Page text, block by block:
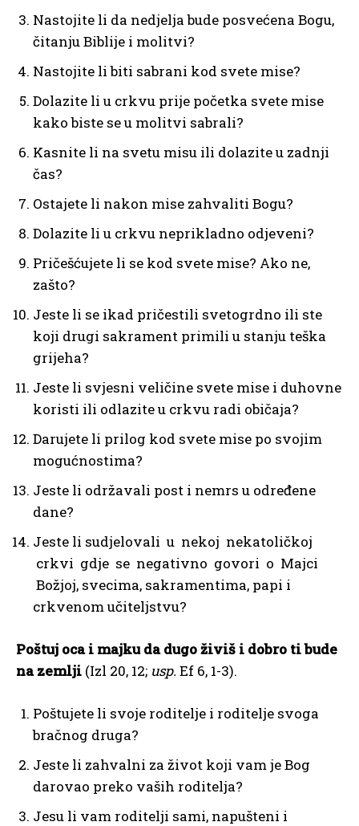
Nastojite li da nedjelja bude posvećena Bogu,
čitanju Biblije i molitvi?
Nastojite li biti sabrani kod svete mise?
Dolazite li u crkvu prije početka svete mise
kako biste se u molitvi sabrali?
Kasnite li na svetu misu ili dolazite u zadnji
čas?
Ostajete li nakon mise zahvaliti Bogu?
Dolazite li u crkvu neprikladno odjeveni?
Pričešćujete li se kod svete mise? Ako ne,
zašto?
Jeste li se ikad pričestili svetogrdno ili ste
koji drugi sakrament primili u stanju teška
grijeha?
Jeste li svjesni veličine svete mise i duhovne
koristi ili odlazite u crkvu radi običaja?
Darujete li prilog kod svete mise po svojim
mogućnostima?
Jeste li održavali post i nemrs u određene
dane?
Jeste li sudjelovali u nekoj nekatoličkoj
crkvi gdje se negativno govori o Majci
Božjoj, svecima, sakramentima, papi i
crkvenom učiteljstvu?
Poštuj oca i majku da dugo živiš i dobro ti bude
na zemlji (Izl 20, 12; usp.Ef 6, 1-3).
Poštujete li svoje roditelje i roditelje svoga
bračnog druga?
Jeste li zahvalni za život koji vam je Bog
darovao preko vaših roditelja?
Jesu li vam roditelji sami, napušteni i